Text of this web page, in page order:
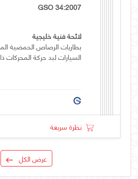
GSO 34:2007
لائحة فنية خليجية
بطاريات الرصاص الحمضية
السيارات لبد حركة المحركات
نظرة سريعة
عرض الكل